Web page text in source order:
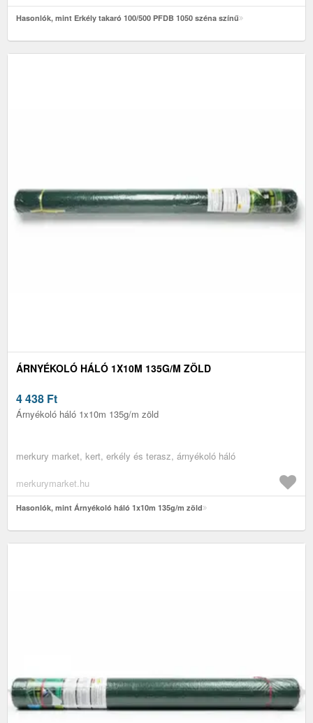
Hasonlók, mint Erkély takaró 100/500 PFDB 1050 széna színű
ÁRNYÉKOLÓ HÁLÓ 1X10M 135G/M ZÖLD
4 438 Ft
Árnyékoló háló 1x10m 135g/m zöld
merkury market, kert, erkély és terasz, árnyékoló háló
merkurymarket.hu
Hasonlók, mint Árnyékoló háló 1x10m 135g/m zöld